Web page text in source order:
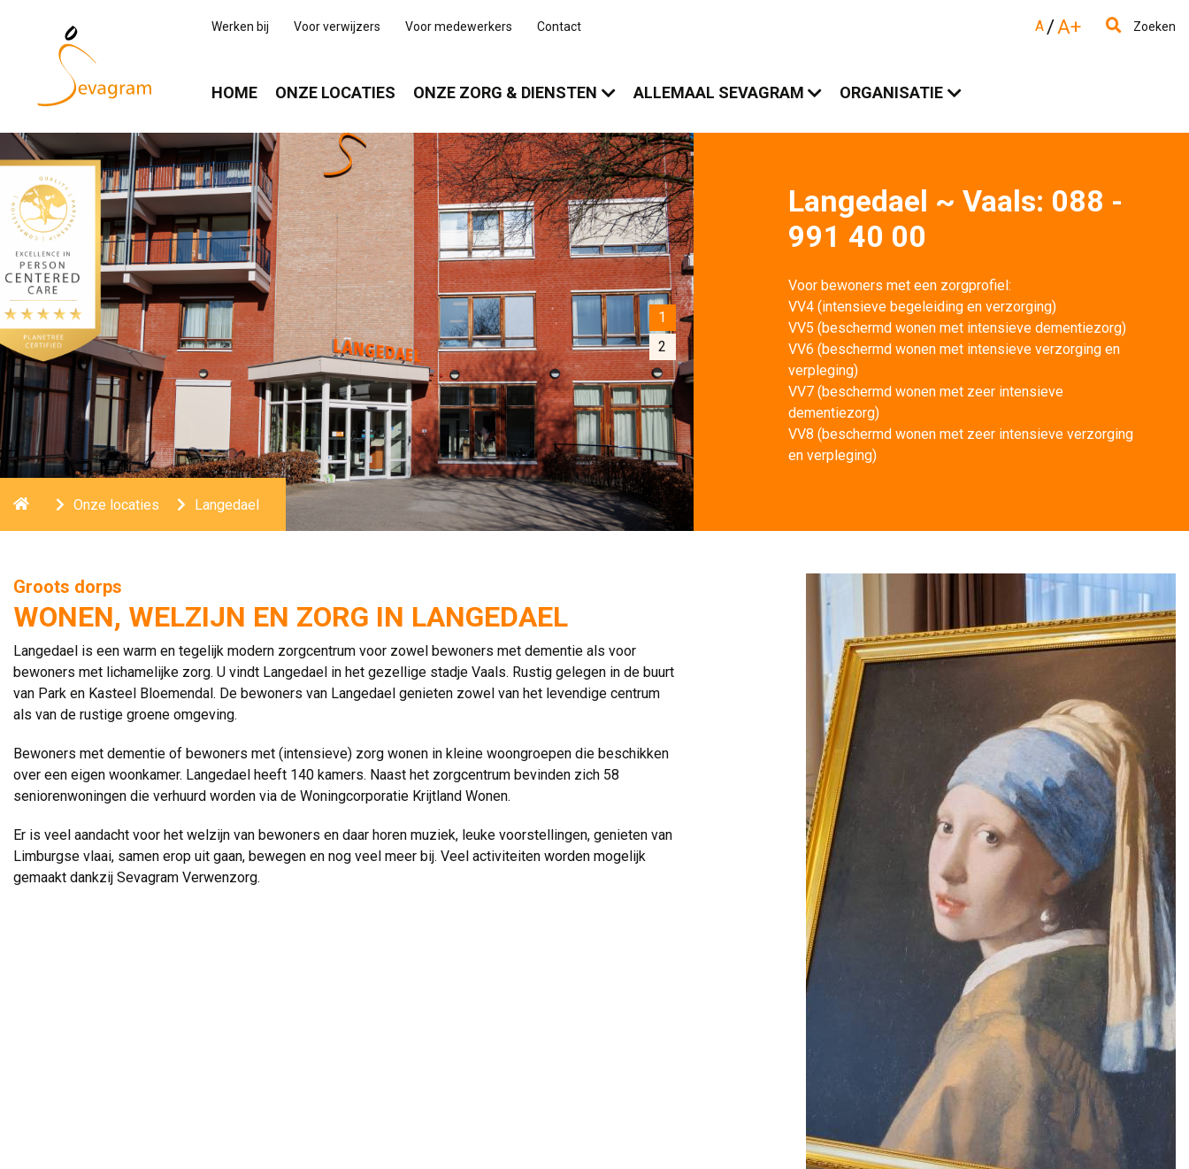
Werken bij Voor verwijzers Voor medewerkers Contact A /A+ Zoeken
HOME ONZE LOCATIES ONZE ZORG & DIENSTEN ALLEMAAL SEVAGRAM ORGANISATIE
Langedael ~ Vaals: 088 -
991 40 00
Voor bewoners met een zorgprofiel:
VV4 (intensieve begeleiding en verzorging)
VV5 (beschermd wonen met intensieve dementiezorg)
VV6 (beschermd wonen met intensieve verzorging en
verpleging)
VV7 (beschermd wonen met zeer intensieve
dementiezorg)
VV8 (beschermd wonen met zeer intensieve verzorging
en verpleging)
1
2
Home Onze locaties Langedael
Groots dorps
WONEN, WELZIJN EN ZORG IN LANGEDAEL
Langedael is een warm en tegelijk modern zorgcentrum voor zowel bewoners met dementie als voor
bewoners met lichamelijke zorg. U vindt Langedael in het gezellige stadje Vaals. Rustig gelegen in de buurt
van Park en Kasteel Bloemendal. De bewoners van Langedael genieten zowel van het levendige centrum
als van de rustige groene omgeving.
Bewoners met dementie of bewoners met (intensieve) zorg wonen in kleine woongroepen die beschikken
over een eigen woonkamer. Langedael heeft 140 kamers. Naast het zorgcentrum bevinden zich 58
seniorenwoningen die verhuurd worden via de Woningcorporatie Krijtland Wonen.
Er is veel aandacht voor het welzijn van bewoners en daar horen muziek, leuke voorstellingen, genieten van
Limburgse vlaai, samen erop uit gaan, bewegen en nog veel meer bij. Veel activiteiten worden mogelijk
gemaakt dankzij Sevagram Verwenzorg.